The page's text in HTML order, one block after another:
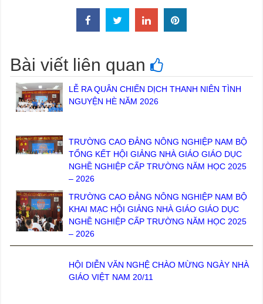
Bài viết liên quan
LỄ RA QUÂN CHIẾN DỊCH THANH NIÊN TÌNH
NGUYỆN HÈ NĂM 2026
TRƯỜNG CAO ĐẲNG NÔNG NGHIỆP NAM BỘ
TỔNG KẾT HỘI GIẢNG NHÀ GIÁO GIÁO DỤC
NGHỀ NGHIỆP CẤP TRƯỜNG NĂM HỌC 2025
– 2026
TRƯỜNG CAO ĐẲNG NÔNG NGHIỆP NAM BỘ
KHAI MẠC HỘI GIẢNG NHÀ GIÁO GIÁO DỤC
NGHỀ NGHIỆP CẤP TRƯỜNG NĂM HỌC 2025
– 2026
HỘI DIỄN VĂN NGHỆ CHÀO MỪNG NGÀY NHÀ
GIÁO VIỆT NAM 20/11